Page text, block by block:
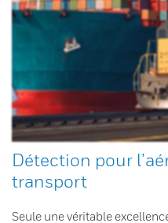
Détection pour
transport
Seule une véritable